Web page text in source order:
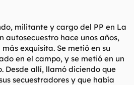
militante y cargo del PP en La
autosecuestro hace unos años,
exquisita. Se metió en su
en el campo, y se metió en un
Desde allí, llamó diciendo que
secuestradores y que había